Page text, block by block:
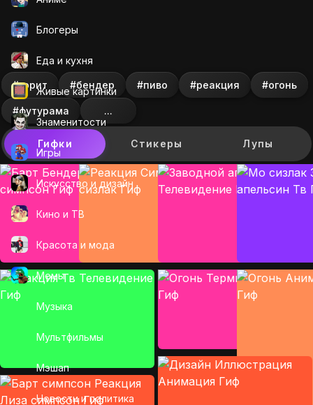
Блогеры
Еда и кухня
Живые картинки
Знаменитости
Игры
Искусcтво и дизайн
Кино и ТВ
Красота и мода
Мемы
Музыка
Мультфильмы
Мэшап
Новости и политика
#горит #бендер #пиво #реакция #огонь
#футурама ...
Гифки Стикеры Лупы